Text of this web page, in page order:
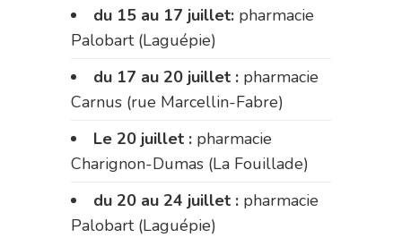
du 15 au 17 juillet: pharmacie
Palobart (Laguépie)
du 17 au 20 juillet : pharmacie
Carnus (rue Marcellin-Fabre)
Le 20 juillet : pharmacie
Charignon-Dumas (La Fouillade)
du 20 au 24 juillet : pharmacie
Palobart (Laguépie)